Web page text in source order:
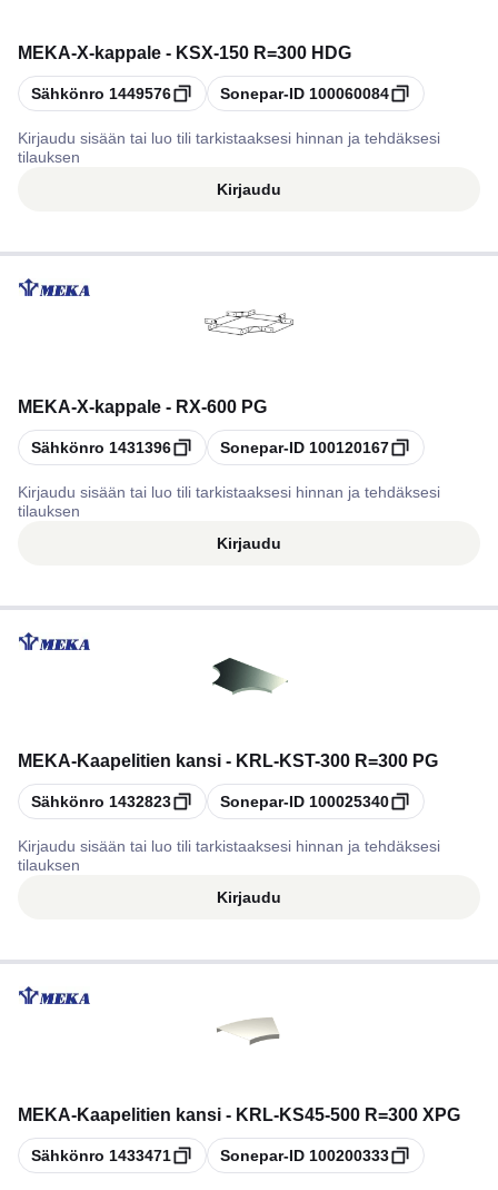
MEKA-X-kappale - KSX-150 R=300 HDG
Kopioi
Sähkönro 1449576 Kopioi
Sonepar-ID 100060084
Kirjaudu sisään tai luo tili tarkistaaksesi hinnan ja tehdäksesi
tilauksen
Kirjaudu
MEKA-X-kappale - RX-600 PG
Kopioi
Sähkönro 1431396 Kopioi
Sonepar-ID 100120167
Kirjaudu sisään tai luo tili tarkistaaksesi hinnan ja tehdäksesi
tilauksen
Kirjaudu
MEKA-Kaapelitien kansi - KRL-KST-300 R=300 PG
Kopioi
Sähkönro 1432823 Kopioi
Sonepar-ID 100025340
Kirjaudu sisään tai luo tili tarkistaaksesi hinnan ja tehdäksesi
tilauksen
Kirjaudu
MEKA-Kaapelitien kansi - KRL-KS45-500 R=300 XPG
Kopioi
Sähkönro 1433471 Kopioi
Sonepar-ID 100200333